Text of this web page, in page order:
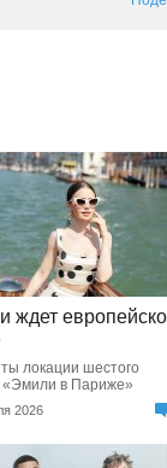
ждет
локации шестого
«Эмили в Париже»
2026